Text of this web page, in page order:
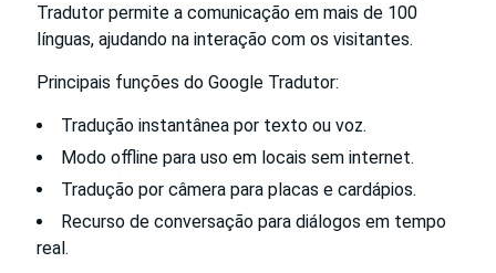
Tradutor permite a comunicação em mais de 100
línguas, ajudando na interação com os visitantes.
Principais funções do Google Tradutor:
Tradução instantânea por texto ou voz.
Modo offline para uso em locais sem internet.
Tradução por câmera para placas e cardápios.
Recurso de conversação para diálogos em tempo
real.